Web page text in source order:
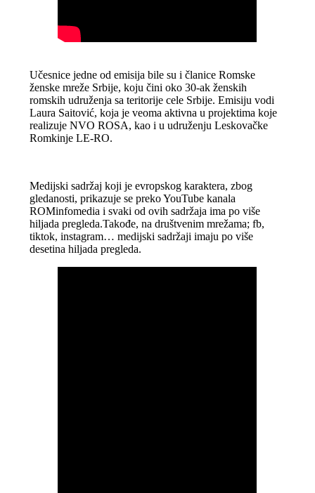
Učesnice jedne od emisija bile su i članice Romske
ženske mreže Srbije, koju čini oko 30-ak ženskih
romskih udruženja sa teritorije cele Srbije. Emisiju vodi
Laura Saitović, koja je veoma aktivna u projektima koje
realizuje NVO ROSA, kao i u udruženju Leskovačke
Romkinje LE-RO.
Medijski sadržaj koji je evropskog karaktera, zbog
gledanosti, prikazuje se preko YouTube kanala
ROMinfomedia i svaki od ovih sadržaja ima po više
hiljada pregleda.Takođe, na društvenim mrežama; fb,
tiktok, instagram… medijski sadržaji imaju po više
desetina hiljada pregleda.